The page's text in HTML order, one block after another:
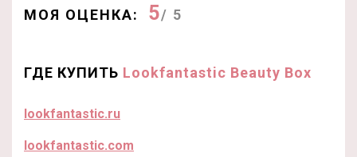
МОЯ ОЦЕНКА: 5/ 5
ГДЕ КУПИТЬ Lookfantastic Beauty Box
lookfantastic.ru
lookfantastic.com